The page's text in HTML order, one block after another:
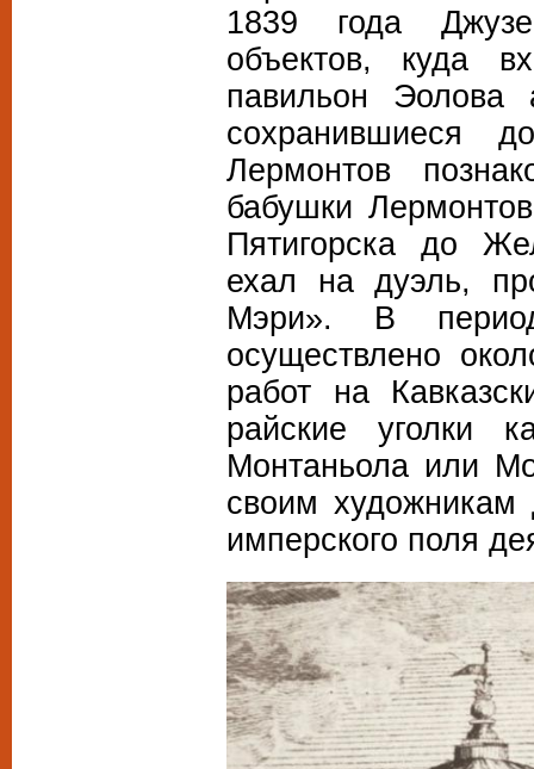
1839 года
объектов, куда
павильон
сохранившиеся
Лермонтов
бабушки
Пятигорска до
ехал на дуэль,
Мэри». В
осуществлено
работ на
райские уголки
Монтаньола или
своим художникам
имперского поля